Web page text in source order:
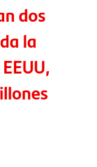
dos
la